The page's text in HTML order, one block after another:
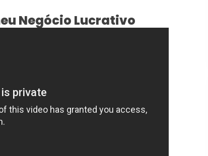
Negócio Lucrativo